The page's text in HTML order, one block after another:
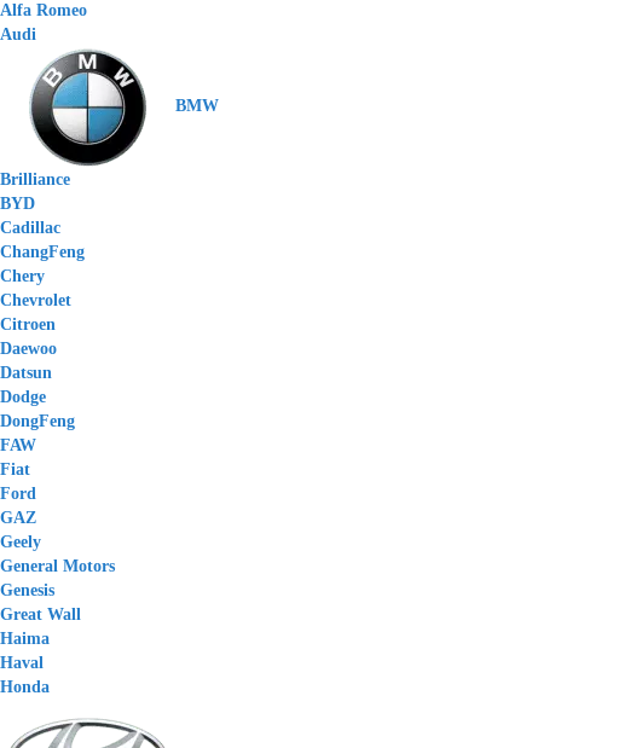
Alfa Romeo
Audi
BMW
Brilliance
BYD
Cadillac
ChangFeng
Chery
Chevrolet
Citroen
Daewoo
Datsun
Dodge
DongFeng
FAW
Fiat
Ford
GAZ
Geely
General Motors
Genesis
Great Wall
Haima
Haval
Honda